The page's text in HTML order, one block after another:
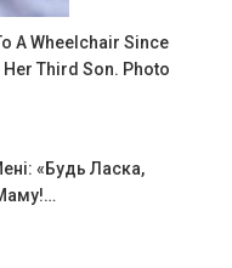
A Wheelchair Since
Third Son. Photo
«Будь Ласка,